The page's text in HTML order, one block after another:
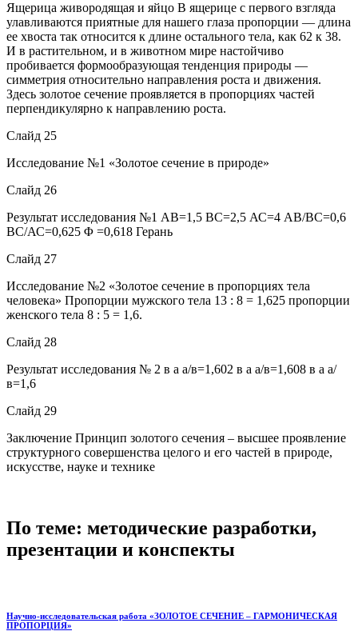
Ящерица живородящая и яйцо В ящерице с первого взгляда
улавливаются приятные для нашего глаза пропорции — длина
ее хвоста так относится к длине остального тела, как 62 к 38.
И в растительном, и в животном мире настойчиво
пробивается формообразующая тенденция природы —
симметрия относительно направления роста и движения.
Здесь золотое сечение проявляется в пропорциях частей
перпендикулярно к направлению роста.
Слайд 25
Исследование №1 «Золотое сечение в природе»
Слайд 26
Результат исследования №1 АВ=1,5 ВС=2,5 АС=4 АВ/ВС=0,6
ВС/АС=0,625 Φ =0,618 Герань
Слайд 27
Исследование №2 «Золотое сечение в пропорциях тела
человека» Пропорции мужского тела 13 : 8 = 1,625 пропорции
женского тела 8 : 5 = 1,6.
Слайд 28
Результат исследования № 2 в а а/в=1,602 в а а/в=1,608 в а а/
в=1,6
Слайд 29
Заключение Принцип золотого сечения – высшее проявление
структурного совершенства целого и его частей в природе,
искусстве, науке и технике
По теме: методические разработки,
презентации и конспекты
Научно-исследовательская работа «ЗОЛОТОЕ СЕЧЕНИЕ – ГАРМОНИЧЕСКАЯ
ПРОПОРЦИЯ»